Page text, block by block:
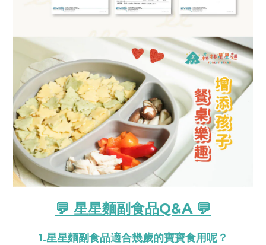
💬 星星麵副食品Q&A 💬
1.星星麵副食品適合幾歲的寶寶食用呢？